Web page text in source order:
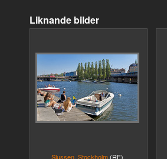
Liknande bilder
Slussen, Stockholm (RF)